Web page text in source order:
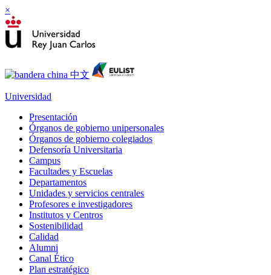
×
Universidad
Presentación
Órganos de gobierno unipersonales
Órganos de gobierno colegiados
Defensoría Universitaria
Campus
Facultades y Escuelas
Departamentos
Unidades y servicios centrales
Profesores e investigadores
Institutos y Centros
Sostenibilidad
Calidad
Alumni
Canal Ético
Plan estratégico